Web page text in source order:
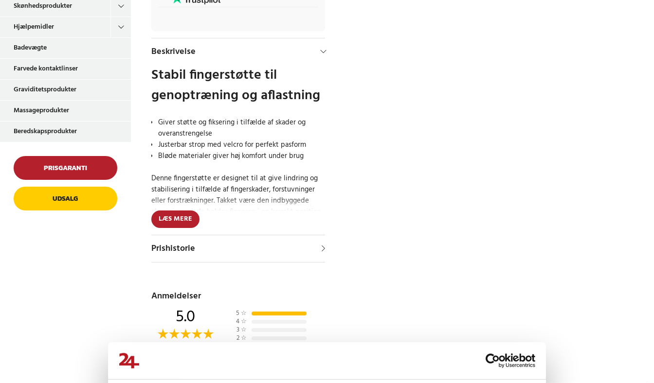
Skønhedsprodukter
Hjælpemidler
Badevægte
Farvede kontaktlinser
Graviditetsprodukter
Massageprodukter
Beredskapsprodukter
PRISGARANTI
UDSALG
Beskrivelse
Stabil fingerstøtte til
genoptræning og aflastning
Giver støtte og fiksering i tilfælde af skader og
overanstrengelse
Justerbar strop med velcro for perfekt pasform
Bløde materialer giver høj komfort under brug
Denne fingerstøtte er designet til at give lindring og
stabilisering i tilfælde af fingerskader, forstuvninger
eller forstrækninger. Takket være den indbyggede
aluminiumsplade holdes fingeren i en korrekt position,
så den kommer sig hurtigere. Velcroremmen gør det
nemt at justere støtten, så den sidder sikkert og
behageligt. Kombinationen af slidstærke og bløde
Fleksibel støtte til hverdag og aktivitet
Fingerstøtten kan bruges både til genoptræning og
som forebyggende støtte under træning eller arbejde,
der belaster fingrene. Den er nem at bruge og diskret
LÆS MERE
Prishistorie
Anmeldelser
5.0 5 ☆
4 ☆
3 ☆
2 ☆